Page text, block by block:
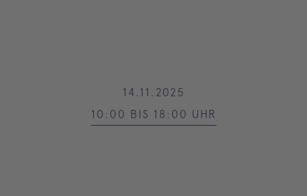
14.11.2025
10:00 BIS 18:00 UHR